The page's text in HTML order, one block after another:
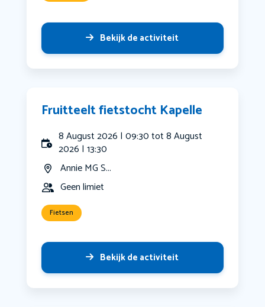
Bekijk de activiteit
Fruitteelt fietstocht Kapelle
8 August 2026 | 09:30 tot 8 August
2026 | 13:30
Annie MG S...
Geen limiet
Fietsen
Bekijk de activiteit